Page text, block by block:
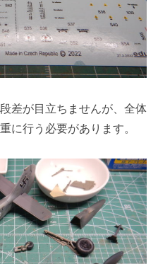
差が目立ちませんが、全体
に行う必要があります。